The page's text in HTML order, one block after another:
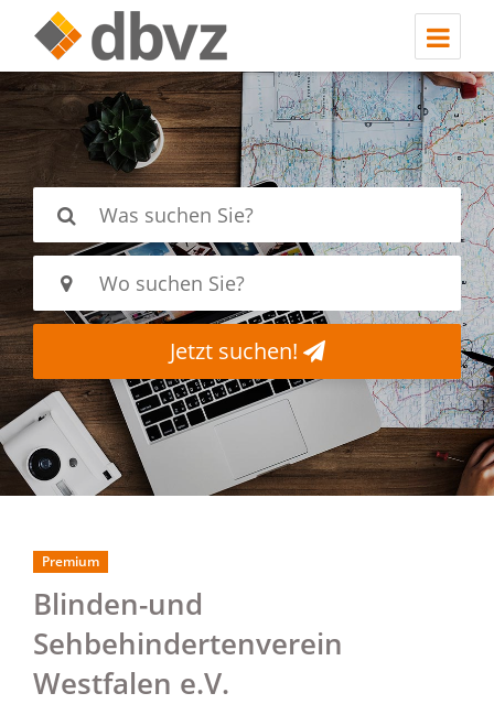
Jetzt suchen!
Blinden-und
Sehbehindertenverein
Westfalen e.V.
Premium